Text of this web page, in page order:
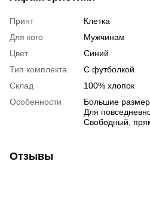
Принт
Клетка
Для кого
Мужчинам
Цвет
Синий
Тип комплекта
С футболкой
Склад
100% хлопок
Особенности
Большие
Для
Свободный,
Отзывы